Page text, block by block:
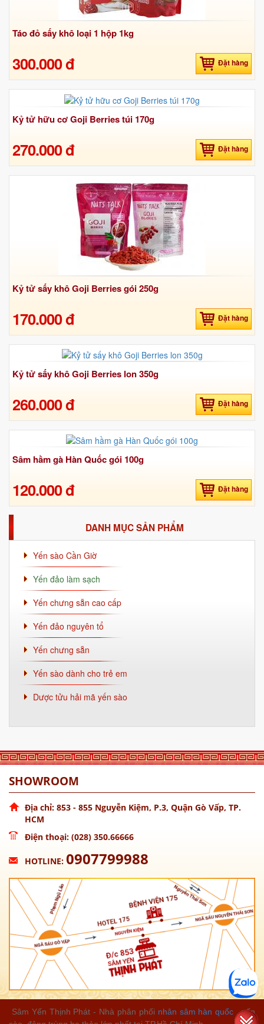
Táo đỏ sấy khô loại 1 hộp 1kg
300.000 đ Đặt hàng
Kỷ tử hữu cơ Goji Berries túi 170g
270.000 đ Đặt hàng
Kỷ tử sấy khô Goji Berries gói 250g
170.000 đ Đặt hàng
Kỷ tử sấy khô Goji Berries lon 350g
260.000 đ Đặt hàng
Sâm hầm gà Hàn Quốc gói 100g
120.000 đ Đặt hàng
DANH MỤC SẢN PHẨM
Yến sào Cần Giờ
Yến đảo làm sạch
Yến chưng sẵn cao cấp
Yến đảo nguyên tổ
Yến chưng sẵn
Yến sào dành cho trẻ em
Dược tửu hải mã yến sào
SHOWROOM
Địa chỉ: 853 - 855 Nguyễn Kiệm, P.3, Quận Gò Vấp, TP.
HCM
Điện thoại: (028) 350.66666
HOTLINE: 0907799988
Sâm Yến Thịnh Phát - Nhà phân phối nhân sâm hàn quốc , yến